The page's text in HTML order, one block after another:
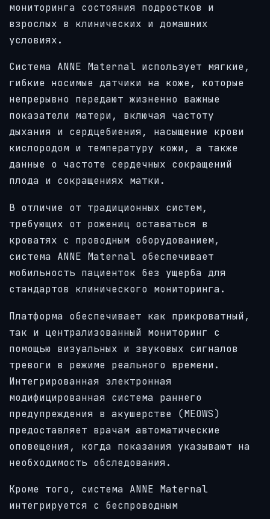
мониторинга состояния подростков и
взрослых в клинических и домашних
условиях.
Система ANNE Maternal использует мягкие,
гибкие носимые датчики на коже, которые
непрерывно передают жизненно важные
показатели матери, включая частоту
дыхания и сердцебиения, насыщение крови
кислородом и температуру кожи, а также
данные о частоте сердечных сокращений
плода и сокращениях матки.
В отличие от традиционных систем,
требующих от рожениц оставаться в
кроватях с проводным оборудованием,
система ANNE Maternal обеспечивает
мобильность пациенток без ущерба для
стандартов клинического мониторинга.
Платформа обеспечивает как прикроватный,
так и централизованный мониторинг с
помощью визуальных и звуковых сигналов
тревоги в режиме реального времени.
Интегрированная электронная
модифицированная система раннего
предупреждения в акушерстве (MEOWS)
предоставляет врачам автоматические
оповещения, когда показания указывают на
необходимость обследования.
Кроме того, система ANNE Maternal
интегрируется с беспроводным